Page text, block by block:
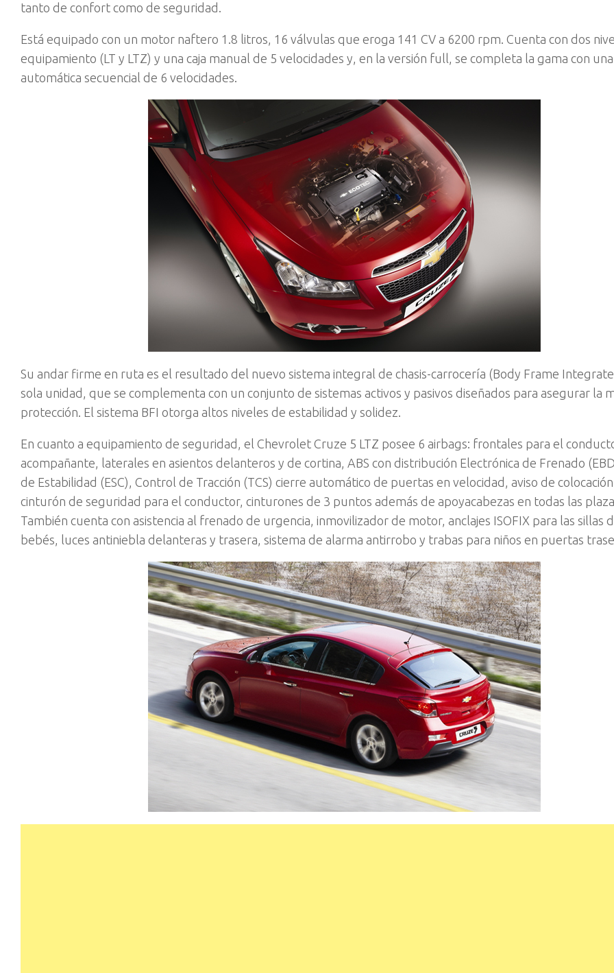
tanto de confort como de seguridad.
Está equipado con un motor naftero 1.8 litros, 16 válvulas que eroga 141 CV a 6200 rpm. Cuenta con dos
equipamiento (LT y LTZ) y una caja manual de 5 velocidades y, en la versión full, se completa la gama con una
automática secuencial de 6 velocidades.
Su andar firme en ruta es el resultado del nuevo sistema integral de chasis-carrocería (Body Frame
sola unidad, que se complementa con un conjunto de sistemas activos y pasivos diseñados para asegurar la
protección. El sistema BFI otorga altos niveles de estabilidad y solidez.
En cuanto a equipamiento de seguridad, el Chevrolet Cruze 5 LTZ posee 6 airbags: frontales para el
acompañante, laterales en asientos delanteros y de cortina, ABS con distribución Electrónica de Frenado
de Estabilidad (ESC), Control de Tracción (TCS) cierre automático de puertas en velocidad, aviso de
cinturón de seguridad para el conductor, cinturones de 3 puntos además de apoyacabezas en todas las
También cuenta con asistencia al frenado de urgencia, inmovilizador de motor, anclajes ISOFIX para las sillas
bebés, luces antiniebla delanteras y trasera, sistema de alarma antirrobo y trabas para niños en puertas